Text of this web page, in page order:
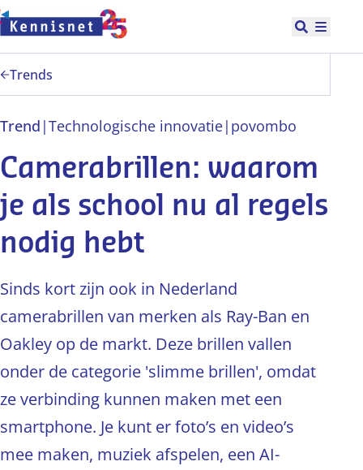
Doorgaan naar hoofdinhoud
Open
Trends
Trend |Technologische innovatie| povombo
Camerabrillen: waarom
je als school nu al regels
nodig hebt
Sinds kort zijn ook in Nederland
camerabrillen van merken als Ray-Ban en
Oakley op de markt. Deze brillen vallen
onder de categorie 'slimme brillen', omdat
ze verbinding kunnen maken met een
smartphone. Je kunt er foto’s en video’s
mee maken, muziek afspelen, een AI-